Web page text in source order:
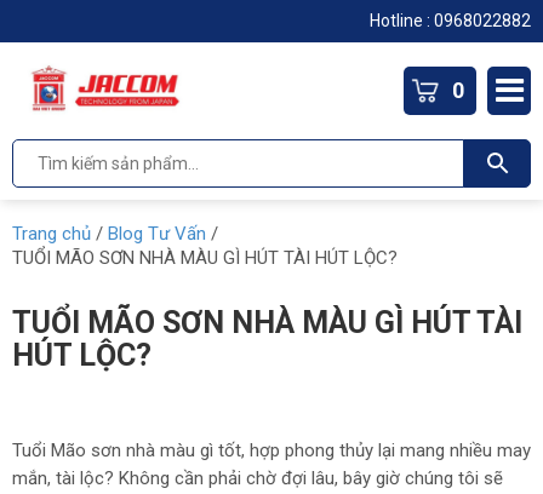
Hotline : 0968022882
0
Trang chủ / Blog Tư Vấn /
TUỔI MÃO SƠN NHÀ MÀU GÌ HÚT TÀI HÚT LỘC?
TUỔI MÃO SƠN NHÀ MÀU GÌ HÚT TÀI
HÚT LỘC?
Tuổi Mão sơn nhà màu gì tốt, hợp phong thủy lại mang nhiều may
mắn, tài lộc? Không cần phải chờ đợi lâu, bây giờ chúng tôi sẽ